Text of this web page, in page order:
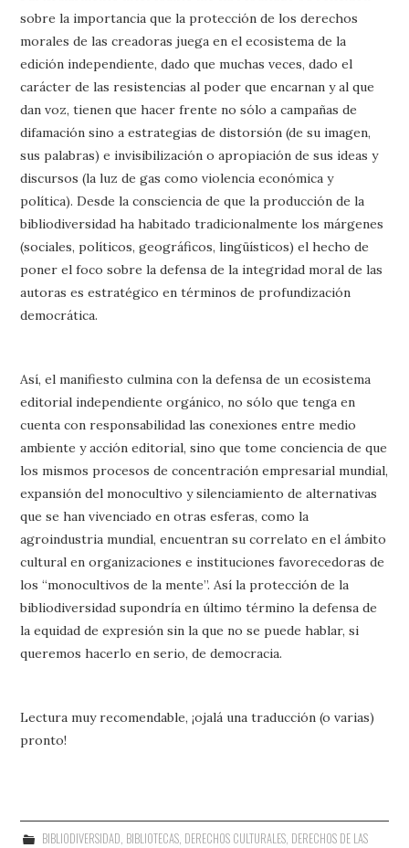
sobre la importancia que la protección de los derechos
morales de las creadoras juega en el ecosistema de la
edición independiente, dado que muchas veces, dado el
carácter de las resistencias al poder que encarnan y al que
dan voz, tienen que hacer frente no sólo a campañas de
difamación sino a estrategias de distorsión (de su imagen,
sus palabras) e invisibilización o apropiación de sus ideas y
discursos (la luz de gas como violencia económica y
política). Desde la consciencia de que la producción de la
bibliodiversidad ha habitado tradicionalmente los márgenes
(sociales, políticos, geográficos, lingüísticos) el hecho de
poner el foco sobre la defensa de la integridad moral de las
autoras es estratégico en términos de profundización
democrática.
Así, el manifiesto culmina con la defensa de un ecosistema
editorial independiente orgánico, no sólo que tenga en
cuenta con responsabilidad las conexiones entre medio
ambiente y acción editorial, sino que tome conciencia de que
los mismos procesos de concentración empresarial mundial,
expansión del monocultivo y silenciamiento de alternativas
que se han vivenciado en otras esferas, como la
agroindustria mundial, encuentran su correlato en el ámbito
cultural en organizaciones e instituciones favorecedoras de
los “monocultivos de la mente”. Así la protección de la
bibliodiversidad supondría en último término la defensa de
la equidad de expresión sin la que no se puede hablar, si
queremos hacerlo en serio, de democracia.
Lectura muy recomendable, ¡ojalá una traducción (o varias)
pronto!
BIBLIODIVERSIDAD, BIBLIOTECAS, DERECHOS CULTURALES, DERECHOS DE LAS